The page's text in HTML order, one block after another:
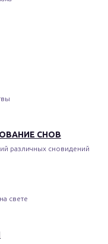
СНОВ
различных сновидений
свете